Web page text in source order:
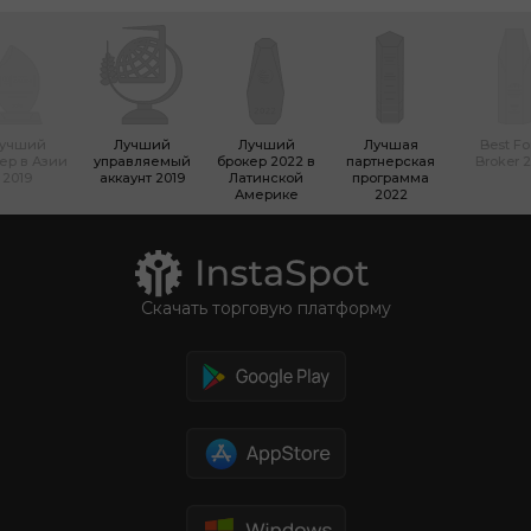
Лучший
управляемый
аккаунт 2019
Лучший
брокер 2022 в
Латинской
Америке
Лучшая
партнерская
программа
2022
Скачать торговую платформу